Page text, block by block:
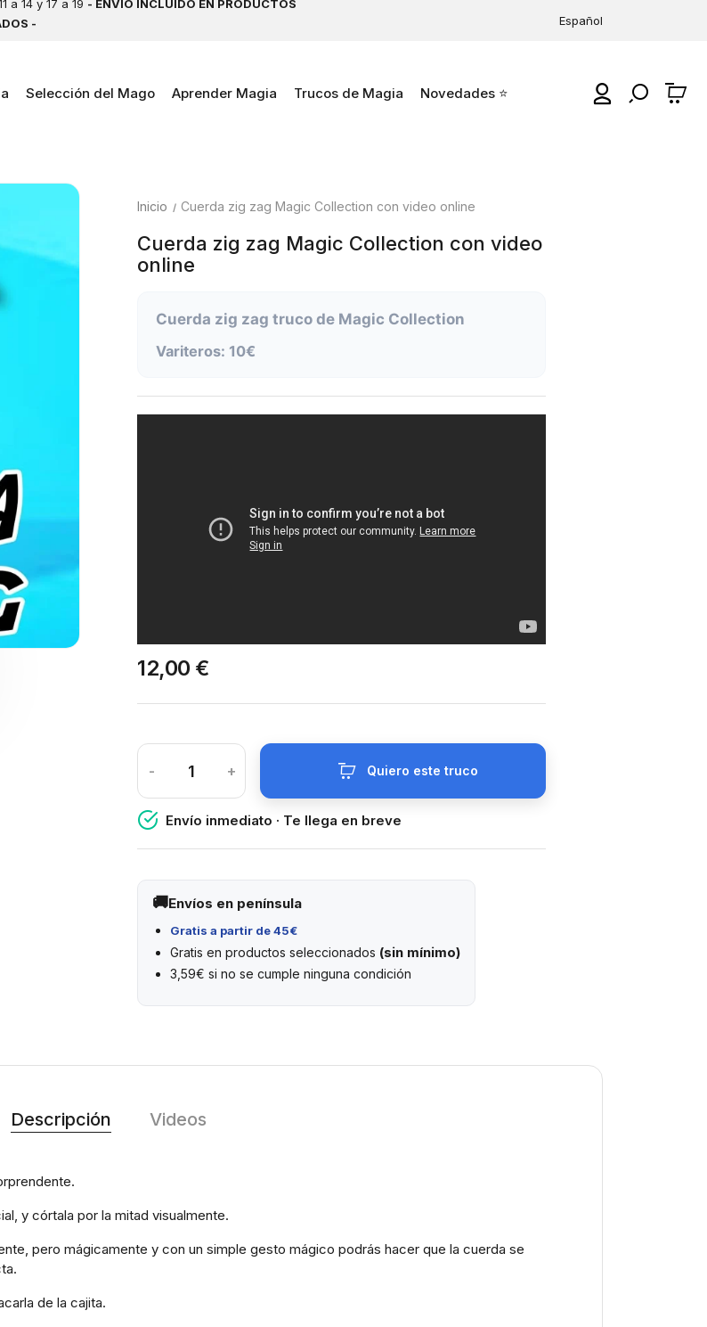
Español
a 14 y 17 a 19 - ENVÍO INCLUIDO EN PRODUCTOS
-
Selección del Mago Aprender Magia Trucos de Magia Novedades ⭐
Inicio Cuerda zig zag Magic Collection con video online
Cuerda zig zag Magic Collection con video
online
Cuerda zig zag truco de Magic Collection
Variteros: 10€
12,00 €
- + Quiero este truco
Envío inmediato · Te llega en breve
Envíos en península
Gratis a partir de 45€
Gratis en productos seleccionados (sin mínimo)
3,59€ si no se cumple ninguna condición
Descripción Videos
y córtala por la mitad visualmente.
pero mágicamente y con un simple gesto mágico podrás hacer que la cuerda se
de la cajita.